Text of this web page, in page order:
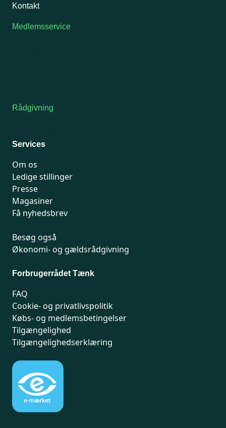
Kontakt
Medlemsservice
Rådgivning
Services
Om os
Ledige stillinger
Presse
Magasiner
Få nyhedsbrev
Besøg også
Økonomi- og gældsrådgivning
Forbrugerrådet Tænk
FAQ
Cookie- og privatlivspolitik
Købs- og medlemsbetingelser
Tilgængelighed
Tilgængelighedserklæring